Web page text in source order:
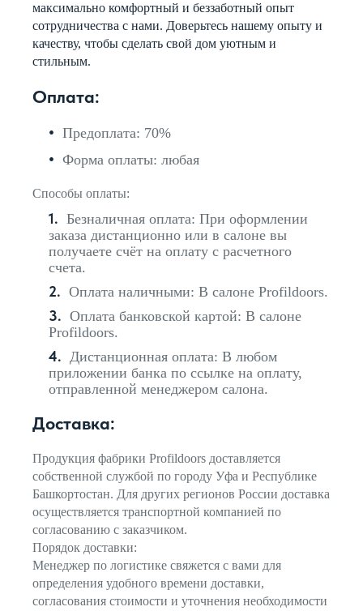
максимально комфортный и беззаботный опыт
сотрудничества с нами. Доверьтесь нашему опыту и
качеству, чтобы сделать свой дом уютным и
стильным.
Оплата:
Предоплата: 70%
Форма оплаты: любая
Способы оплаты:
Безналичная оплата: При оформлении
заказа дистанционно или в салоне вы
получаете счёт на оплату с расчетного
счета.
Оплата наличными: В салоне Profildoors.
Оплата банковской картой: В салоне
Profildoors.
Дистанционная оплата: В любом
приложении банка по ссылке на оплату,
отправленной менеджером салона.
Доставка:
Продукция фабрики Profildoors доставляется
собственной службой по городу Уфа и Республике
Башкортостан. Для других регионов России доставка
осуществляется транспортной компанией по
согласованию с заказчиком.
Порядок доставки:
Менеджер по логистике свяжется с вами для
определения удобного времени доставки,
согласования стоимости и уточнения необходимости